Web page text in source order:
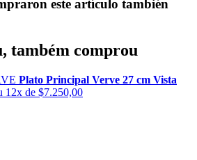
este artículo también
também comprou
Plato Principal Verve 27 cm Vista
12x de $7.250,00